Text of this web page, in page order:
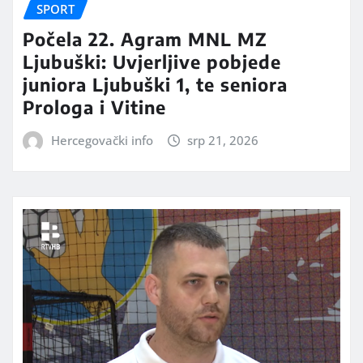
SPORT
Počela 22. Agram MNL MZ
Ljubuški: Uvjerljive pobjede
juniora Ljubuški 1, te seniora
Prologa i Vitine
Hercegovački info srp 21, 2026